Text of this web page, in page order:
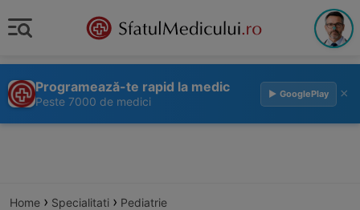
Programează-te rapid la medic
Peste 7000 de medici
▶ GooglePlay ×
Home › Specialitati › Pediatrie